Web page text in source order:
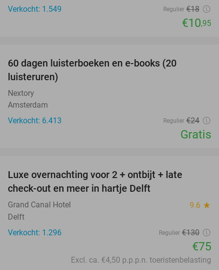
Verkocht: 1.549
Regulier €18
€10,95
60 dagen luisterboeken en e-books (20
luisteruren)
Nextory
Amsterdam
Verkocht: 6.413
Regulier €24
Gratis
Luxe overnachting voor 2 + ontbijt + late
check-out en meer in hartje Delft
Grand Canal Hotel 9.6 star
Delft
Verkocht: 1.296
Regulier €130
€75
Excl. ca. €4,50 p.p.p.n. toeristenbelasting